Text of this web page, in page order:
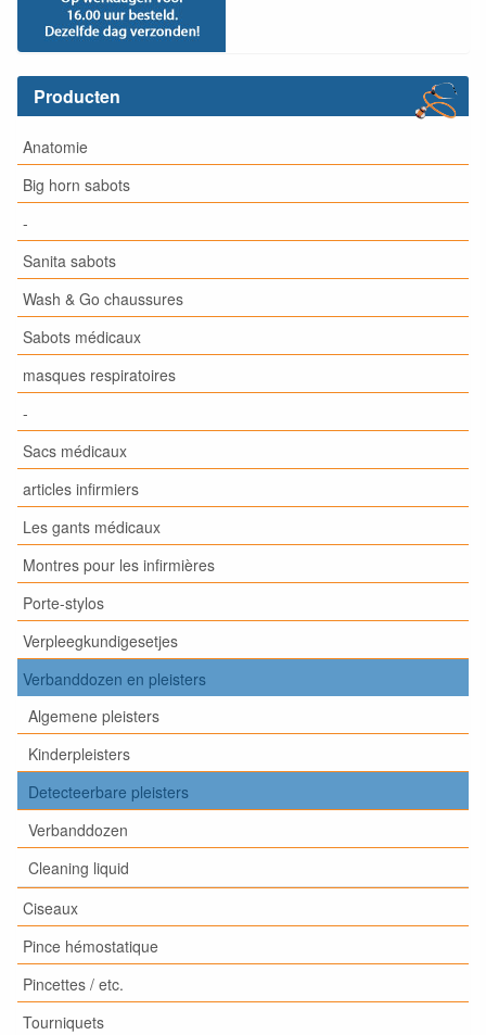
Producten
Anatomie
Big horn sabots
-
Sanita sabots
Wash & Go chaussures
Sabots médicaux
masques respiratoires
-
Sacs médicaux
articles infirmiers
Les gants médicaux
Montres pour les infirmières
Porte-stylos
Verpleegkundigesetjes
Verbanddozen en pleisters
Algemene pleisters
Kinderpleisters
Detecteerbare pleisters
Verbanddozen
Cleaning liquid
Ciseaux
Pince hémostatique
Pincettes / etc.
Tourniquets